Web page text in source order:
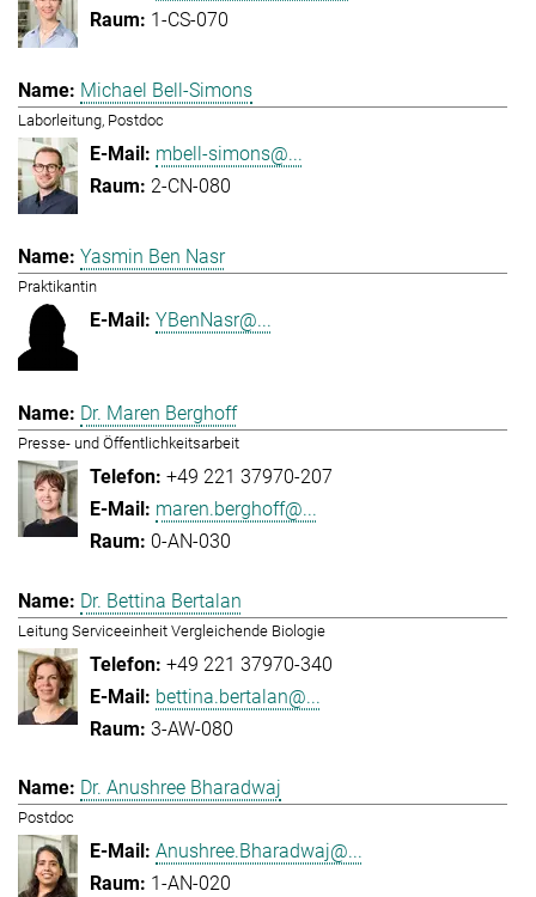
1-CS-070
Michael Bell-Simons
Laborleitung, Postdoc
mbell-simons@...
2-CN-080
Yasmin Ben Nasr
Praktikantin
YBenNasr@...
Dr. Maren Berghoff
Presse- und Öffentlichkeitsarbeit
+49 221 37970-207
maren.berghoff@...
0-AN-030
Dr. Bettina Bertalan
Leitung Serviceeinheit Vergleichende Biologie
+49 221 37970-340
bettina.bertalan@...
3-AW-080
Dr. Anushree Bharadwaj
Postdoc
Anushree.Bharadwaj@...
1-AN-020